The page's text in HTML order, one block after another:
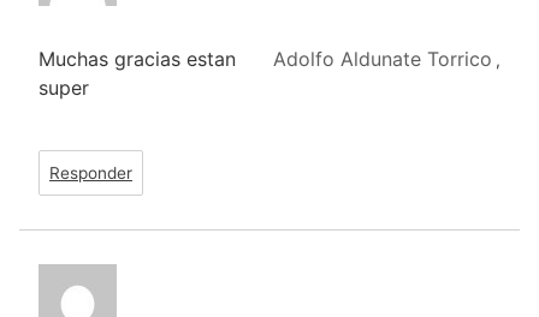
Adolfo Aldunate Torrico ,
Muchas gracias estan
super
Responder